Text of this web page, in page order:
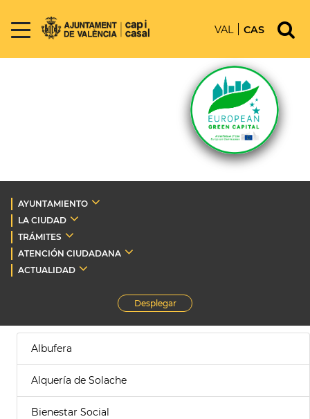
VAL CAS
AYUNTAMIENTO
LA CIUDAD
TRÁMITES
ATENCIÓN CIUDADANA
ACTUALIDAD
Desplegar
Albufera
Alquería de Solache
Bienestar Social